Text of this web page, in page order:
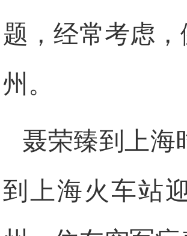
题，经常考虑
州。
聂荣臻到上海
到上海火车站